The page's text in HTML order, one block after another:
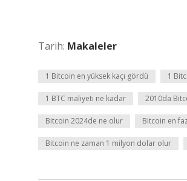
Tarih: Makaleler
1 Bitcoin en yüksek kaçı gördü 1
1 BTC maliyeti ne kadar 2010da
Bitcoin 2024de ne olur Bitcoin en
Bitcoin ne zaman 1 milyon dolar olur